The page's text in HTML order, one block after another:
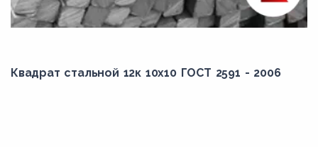
Квадрат стальной 12к 10x10 ГОСТ 2591 - 2006